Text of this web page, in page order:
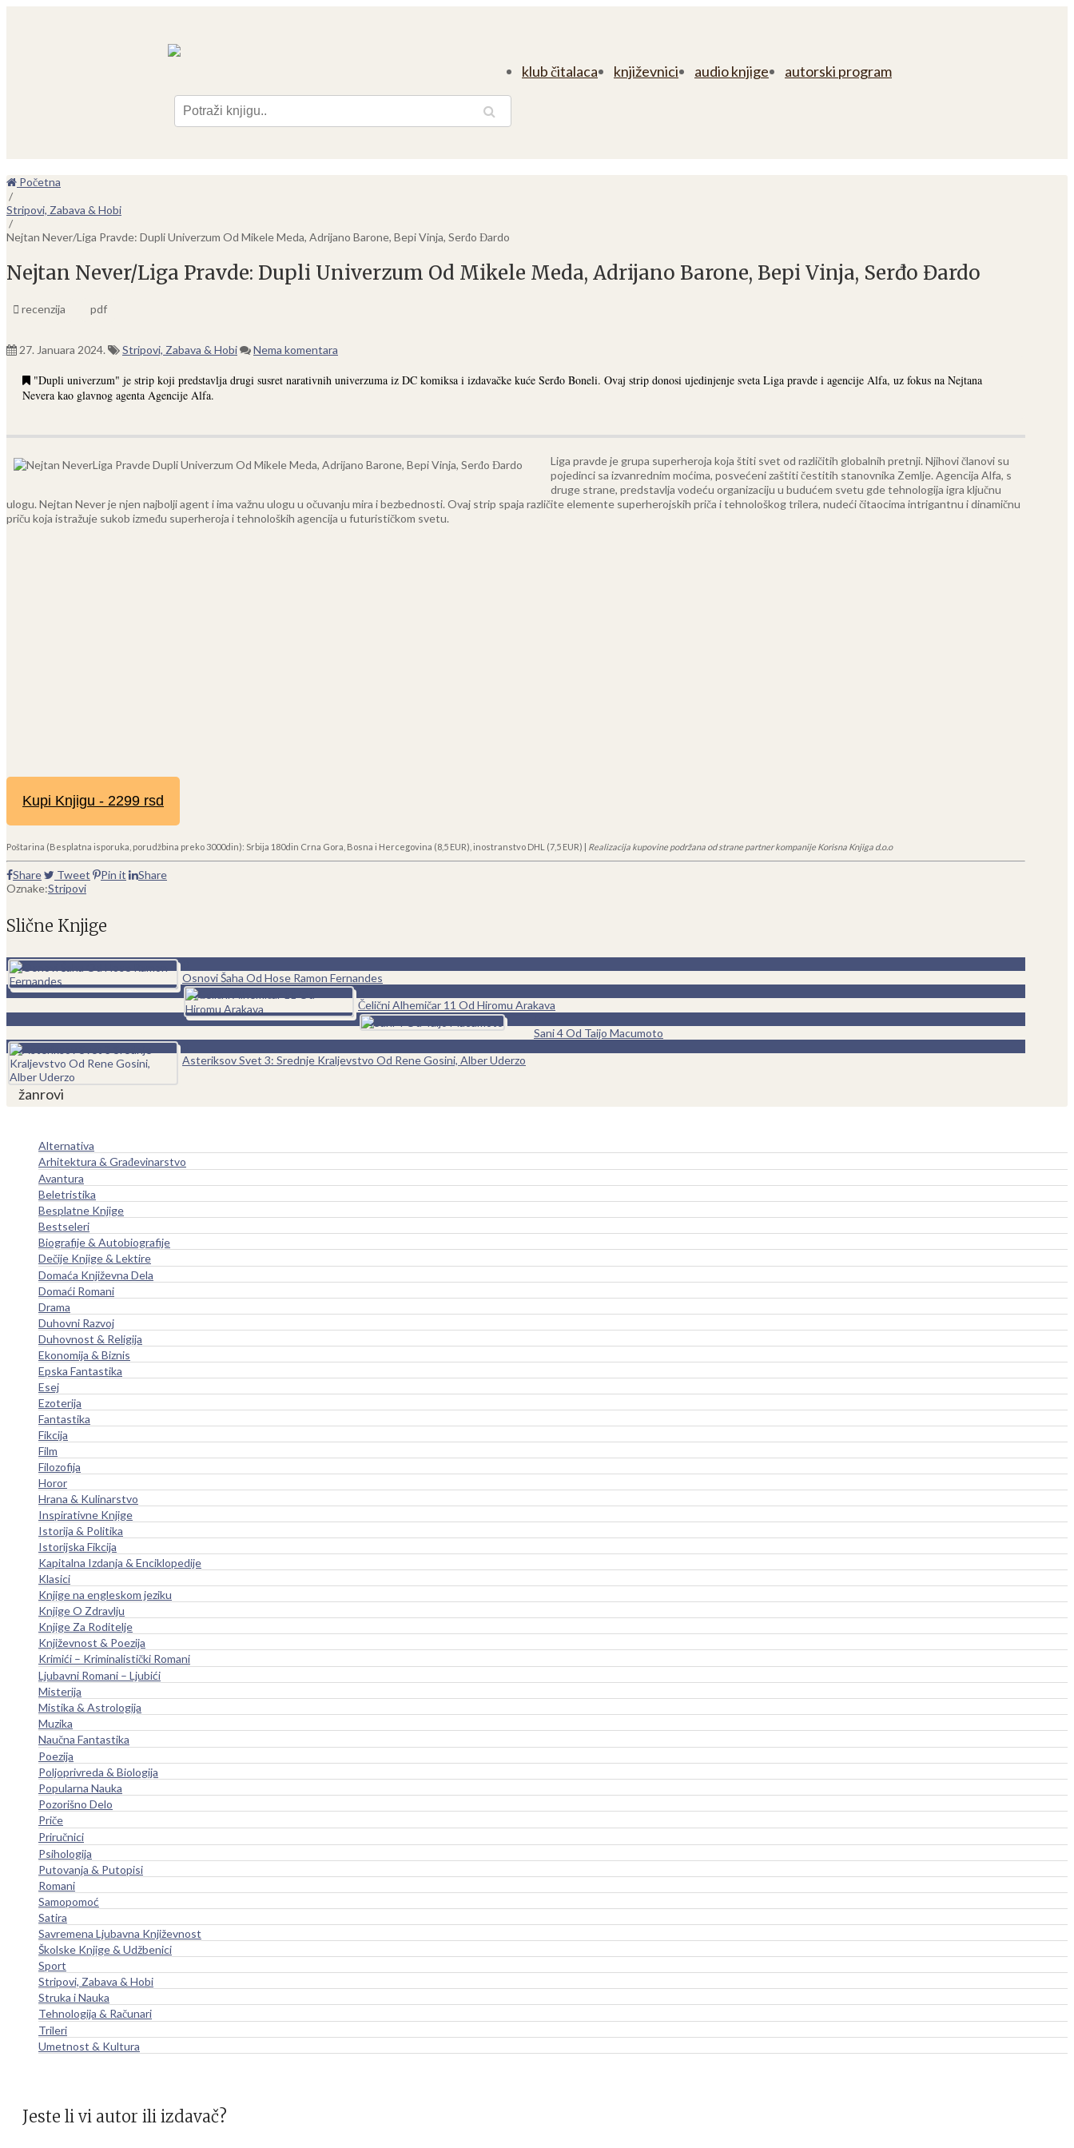
klub čitalaca književnici audio knjige autorski program
Početna
/
Stripovi, Zabava & Hobi
/
Nejtan Never/Liga Pravde: Dupli Univerzum Od Mikele Meda, Adrijano Barone, Bepi Vinja, Serđo Đardo
Nejtan Never/Liga Pravde: Dupli Univerzum Od Mikele Meda, Adrijano Barone, Bepi Vinja, Serđo Đardo
recenzija pdf
27. Januara 2024. Stripovi, Zabava & Hobi Nema komentara
"Dupli univerzum" je strip koji predstavlja drugi susret narativnih univerzuma iz DC komiksa i izdavačke kuće Serđo Boneli. Ovaj strip donosi ujedinjenje sveta Liga pravde i agencije Alfa, uz fokus na Nejtana
Nevera kao glavnog agenta Agencije Alfa.
Liga pravde je grupa superheroja koja štiti svet od različitih globalnih pretnji. Njihovi članovi su
pojedinci sa izvanrednim moćima, posvećeni zaštiti čestitih stanovnika Zemlje. Agencija Alfa, s
druge strane, predstavlja vodeću organizaciju u budućem svetu gde tehnologija igra ključnu
ulogu. Nejtan Never je njen najbolji agent i ima važnu ulogu u očuvanju mira i bezbednosti. Ovaj strip spaja različite elemente superherojskih priča i tehnološkog trilera, nudeći čitaocima intrigantnu i dinamičnu
priču koja istražuje sukob između superheroja i tehnoloških agencija u futurističkom svetu.
Kupi Knjigu - 2299 rsd
Poštarina (Besplatna isporuka, porudžbina preko 3000din): Srbija 180din Crna Gora, Bosna i Hercegovina (8,5 EUR), inostranstvo DHL (7,5 EUR) | Realizacija kupovine podržana od strane partner kompanije Korisna Knjiga d.o.o
Share Tweet Pin it
Share
Oznake:Stripovi
Slične Knjige
Osnovi Šaha Od Hose Ramon Fernandes
Čelični Alhemičar 11 Od Hiromu Arakava
Sani 4 Od Taijo Macumoto
Asteriksov Svet 3: Srednje Kraljevstvo Od Rene Gosini, Alber Uderzo
žanrovi
Alternativa
Arhitektura & Građevinarstvo
Avantura
Beletristika
Besplatne Knjige
Bestseleri
Biografije & Autobiografije
Dečije Knjige & Lektire
Domaća Književna Dela
Domaći Romani
Drama
Duhovni Razvoj
Duhovnost & Religija
Ekonomija & Biznis
Epska Fantastika
Esej
Ezoterija
Fantastika
Fikcija
Film
Filozofija
Horor
Hrana & Kulinarstvo
Inspirativne Knjige
Istorija & Politika
Istorijska Fikcija
Kapitalna Izdanja & Enciklopedije
Klasici
Knjige na engleskom jeziku
Knjige O Zdravlju
Knjige Za Roditelje
Književnost & Poezija
Krimići – Kriminalistički Romani
Ljubavni Romani – Ljubići
Misterija
Mistika & Astrologija
Muzika
Naučna Fantastika
Poezija
Poljoprivreda & Biologija
Popularna Nauka
Pozorišno Delo
Priče
Priručnici
Psihologija
Putovanja & Putopisi
Romani
Samopomoć
Satira
Savremena Ljubavna Književnost
Školske Knjige & Udžbenici
Sport
Stripovi, Zabava & Hobi
Struka i Nauka
Tehnologija & Računari
Trileri
Umetnost & Kultura
Jeste li vi autor ili izdavač?